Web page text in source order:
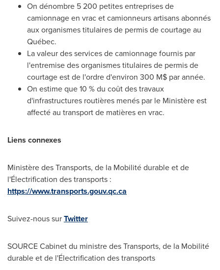
On dénombre 5 200 petites entreprises de
camionnage en vrac et camionneurs artisans abonnés
aux organismes titulaires de permis de courtage au
Québec.
La valeur des services de camionnagefournis par
l'entremise des organismes titulaires de permis de
courtage est de l'ordre d'environ 300 M$ par année.
On estime que 10 % du coût des travaux
d'infrastructures routières menés par le Ministère est
affecté au transport de matières en vrac.
Liens connexes
Ministère des Transports, de la Mobilité durable et de
l'Électrification des transports :
https://www.transports.gouv.qc.ca
Suivez-nous surTwitter
SOURCE Cabinet du ministre des Transports, de la Mobilité
durable et de l'Électrification des transports